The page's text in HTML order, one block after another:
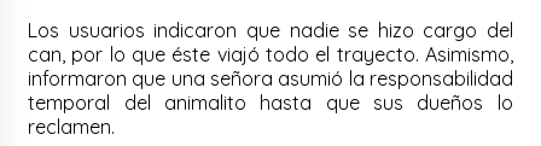
Los usuarios indicaron que nadie se hizo cargo del
can, por lo que éste viajó todo el trayecto. Asimismo,
informaron que una señora asumió la responsabilidad
temporal del animalito hasta que sus dueños lo
reclamen.